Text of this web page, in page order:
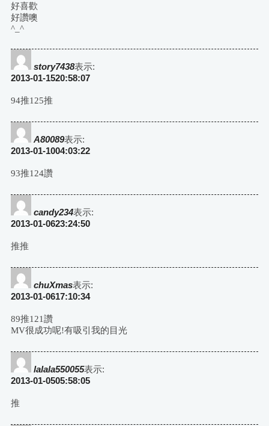
好喜歡
好讚噢
^_^
story7438表示:
2013-01-1520:58:07
94推125推
A80089表示:
2013-01-1004:03:22
93推124讚
candy234表示:
2013-01-0623:24:50
推推
chuXmas表示:
2013-01-0617:10:34
89推121讚
MV很成功呢!有吸引我的目光
lalala550055表示:
2013-01-0505:58:05
推